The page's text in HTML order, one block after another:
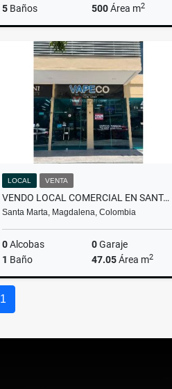
5 Baños 500Área m2
$2.300.000.000
LOCAL VENTA
VENDO LOCAL COMERCIAL EN SANTA MARTA - EL MAYOR BUSINESS CENTER
Santa Marta, Magdalena, Colombia
0Alcobas 0Garaje
1 Baño 47.05Área m2
1